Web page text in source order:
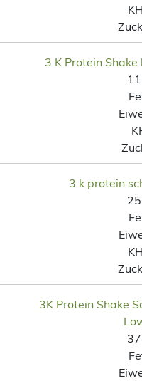
3 K Protein
3 k protein
3K Protein Shake